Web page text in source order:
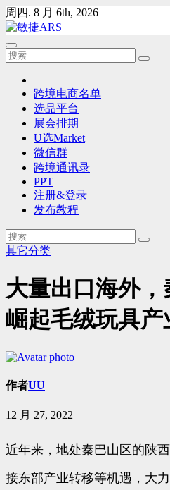
Skip
to
content
周四. 8 月 6th, 2026
跨境电商名单
选品平台
展会排期
U选Market
微信群
跨境通讯录
PPT
注册&登录
发布教程
其它分类
大量出口海外
崛起毛绒玩具产
作者UU
12 月 27, 2022
近年来，地处秦巴山区的陕
接东部产业转移等机遇，大